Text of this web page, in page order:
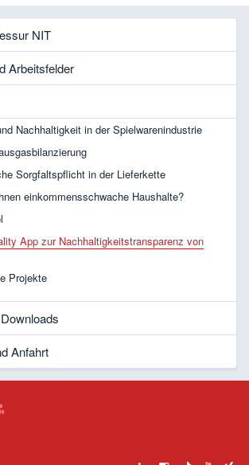
NIT
Arbeitsfelder
Nachhaltigkeit in der Spielwarenindustrie
Sorgfaltspflicht in der Lieferkette
einkommensschwache Haushalte?
App zur Nachhaltigkeitstransparenz von
Projekte
Anfahrt